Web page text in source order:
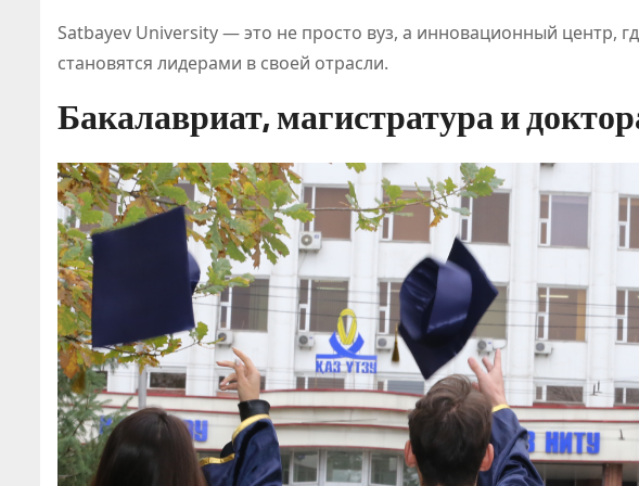
Satbayev University — это не просто вуз, а инновационный центр,
становятся лидерами в своей отрасли.
Бакалавриат, магистратура и